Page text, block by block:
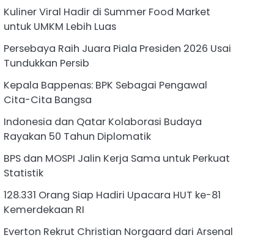
Kuliner Viral Hadir di Summer Food Market
untuk UMKM Lebih Luas
Persebaya Raih Juara Piala Presiden 2026 Usai
Tundukkan Persib
Kepala Bappenas: BPK Sebagai Pengawal
Cita-Cita Bangsa
Indonesia dan Qatar Kolaborasi Budaya
Rayakan 50 Tahun Diplomatik
BPS dan MOSPI Jalin Kerja Sama untuk Perkuat
Statistik
128.331 Orang Siap Hadiri Upacara HUT ke-81
Kemerdekaan RI
Everton Rekrut Christian Norgaard dari Arsenal